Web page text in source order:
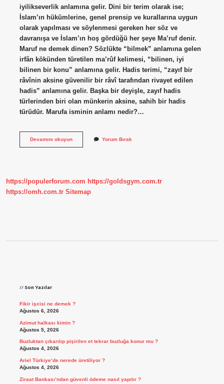
iyilikseverlik anlamına gelir. Dini bir terim olarak ise;
İslam’ın hükümlerine, genel prensip ve kurallarına uygun
olarak yapılması ve söylenmesi gereken her söz ve
davranışa ve İslam’ın hoş gördüğü her şeye Ma’ruf denir.
Maruf ne demek dinen? Sözlükte “bilmek” anlamına gelen
irfân kökünden türetilen ma’rûf kelimesi, “bilinen, iyi
bilinen bir konu” anlamına gelir. Hadis terimi, “zayıf bir
râvînin aksine güvenilir bir râvî tarafından rivayet edilen
hadis” anlamına gelir. Başka bir deyişle, zayıf hadis
türlerinden biri olan münkerin aksine, sahih bir hadis
türüdür. Marufa isminin anlamı nedir?…
Devamını okuyunMaruf
Yorum Bırak
https://populerforum.com https://goldsgym.com.tr
https://omh.com.tr Sitemap
Son Yazılar
Fikir işcisi ne demek ?
Ağustos 6, 2026
Azimut halkası kimin ?
Ağustos 5, 2026
Buzluktan çıkarılıp pişirilen et tekrar buzluğa konur mu ?
Ağustos 4, 2026
Ariel Türkiye’de nerede üretiliyor ?
Ağustos 4, 2026
Ziraat Bankası’ndan güvenli ödeme nasıl yapılır ?